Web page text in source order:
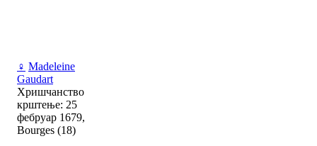
♀ Madeleine
Gaudart
Хришчанство
крштење: 25
фебруар 1679,
Bourges (18)